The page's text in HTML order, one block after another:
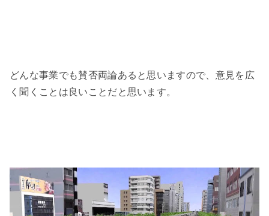
どんな事業でも賛否両論あると思いますので、意見を広
く聞くことは良いことだと思います。